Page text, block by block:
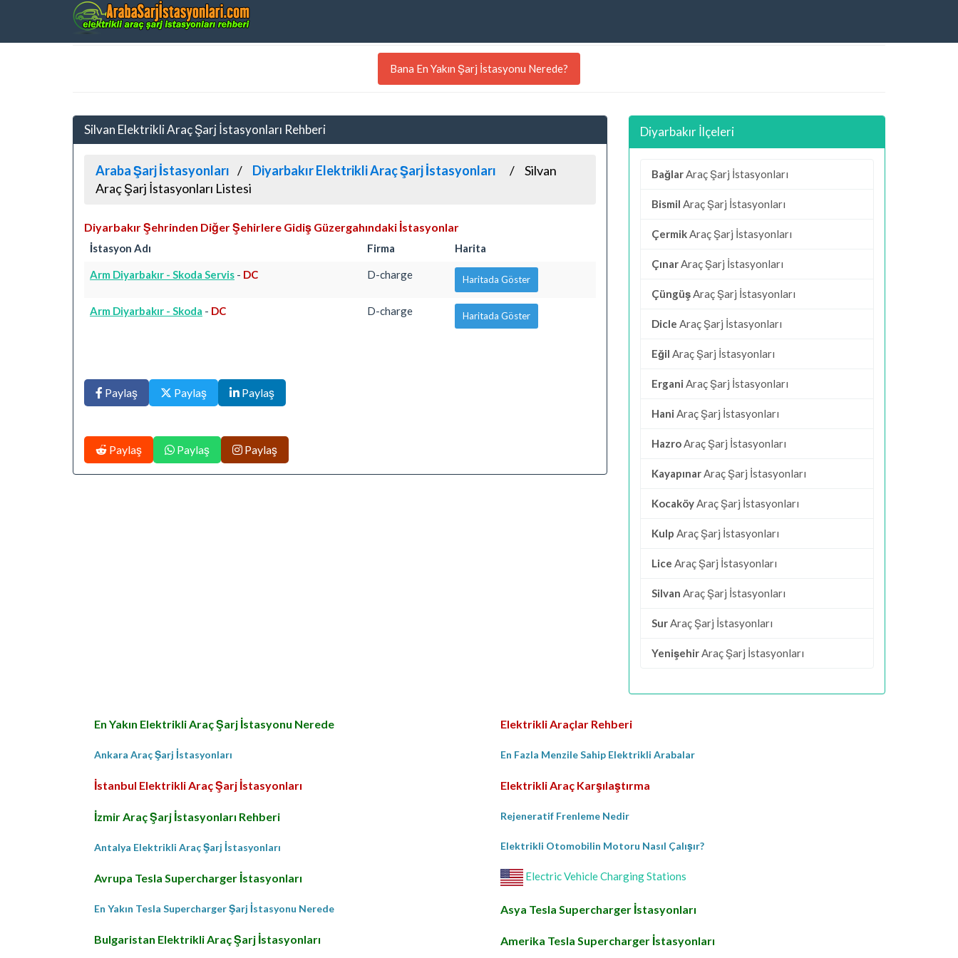
Bana En Yakın Şarj İstasyonu Nerede?
Silvan Elektrikli Araç Şarj İstasyonları Rehberi
Araba Şarj İstasyonları Diyarbakır Elektrikli Araç Şarj İstasyonları
Silvan
Araç Şarj İstasyonları Listesi
Diyarbakır Şehrinden Diğer Şehirlere Gidiş Güzergahındaki İstasyonlar
İstasyon Adı Firma Harita
Arm Diyarbakır - Skoda Servis - DC D-charge Haritada Göster
Arm Diyarbakır - Skoda - DC D-charge Haritada Göster
Paylaş Paylaş Paylaş
Paylaş Paylaş Paylaş
Diyarbakır İlçeleri
Bağlar Araç Şarj İstasyonları
Bismil Araç Şarj İstasyonları
Çermik Araç Şarj İstasyonları
Çınar Araç Şarj İstasyonları
Çüngüş Araç Şarj İstasyonları
Dicle Araç Şarj İstasyonları
Eğil Araç Şarj İstasyonları
Ergani Araç Şarj İstasyonları
Hani Araç Şarj İstasyonları
Hazro Araç Şarj İstasyonları
Kayapınar Araç Şarj İstasyonları
Kocaköy Araç Şarj İstasyonları
Kulp Araç Şarj İstasyonları
Lice Araç Şarj İstasyonları
Silvan Araç Şarj İstasyonları
Sur Araç Şarj İstasyonları
Yenişehir Araç Şarj İstasyonları
En Yakın Elektrikli Araç Şarj İstasyonu Nerede
Ankara Araç Şarj İstasyonları
İstanbul Elektrikli Araç Şarj İstasyonları
İzmir Araç Şarj İstasyonları Rehberi
Antalya Elektrikli Araç Şarj İstasyonları
Avrupa Tesla Supercharger İstasyonları
En Yakın Tesla Supercharger Şarj İstasyonu Nerede
Bulgaristan Elektrikli Araç Şarj İstasyonları
Elektrikli Araçlar Rehberi
En Fazla Menzile Sahip Elektrikli Arabalar
Elektrikli Araç Karşılaştırma
Rejeneratif Frenleme Nedir
Elektrikli Otomobilin Motoru Nasıl Çalışır?
Electric Vehicle Charging Stations
Asya Tesla Supercharger İstasyonları
Amerika Tesla Supercharger İstasyonları